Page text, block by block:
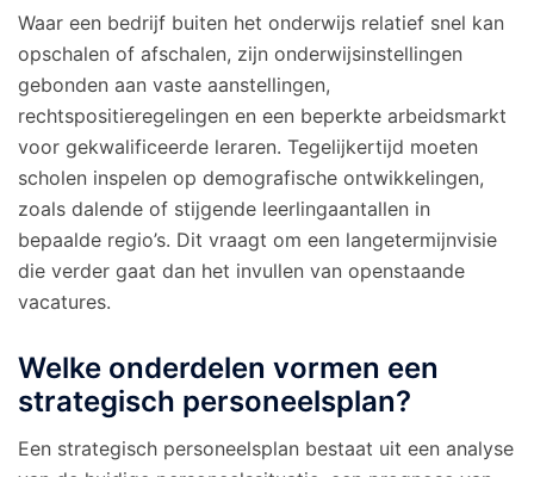
Waar een bedrijf buiten het onderwijs relatief snel kan
opschalen of afschalen, zijn onderwijsinstellingen
gebonden aan vaste aanstellingen,
rechtspositieregelingen en een beperkte arbeidsmarkt
voor gekwalificeerde leraren. Tegelijkertijd moeten
scholen inspelen op demografische ontwikkelingen,
zoals dalende of stijgende leerlingaantallen in
bepaalde regio’s. Dit vraagt om een langetermijnvisie
die verder gaat dan het invullen van openstaande
vacatures.
Welke onderdelen vormen een
strategisch personeelsplan?
Een strategisch personeelsplan bestaat uit een analyse